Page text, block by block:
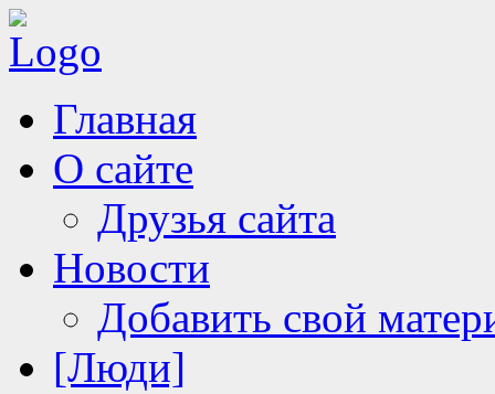
Главная
О сайте
Друзья сайта
Новости
Добавить свой
[Люди]